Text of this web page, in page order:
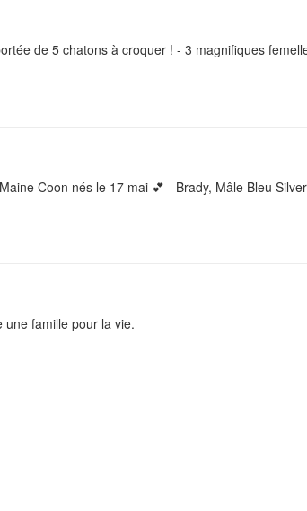
de 5 chatons à croquer ! - 3 magnifiques
Coon nés le 17 mai 💕 - Brady, Mâle Bleu
famille pour la vie.